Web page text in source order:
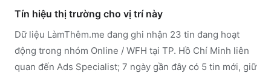
Tín hiệu thị trường cho vị trí này
Dữ liệu LàmThêm.me đang ghi nhận 23 tin đang hoạt
động trong nhóm Online / WFH tại TP. Hồ Chí Minh liên
quan đến Ads Specialist; 7 ngày gần đây có 5 tin mới, giữ